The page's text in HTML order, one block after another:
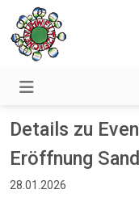
Details zu
Eröffnung
28.01.2026